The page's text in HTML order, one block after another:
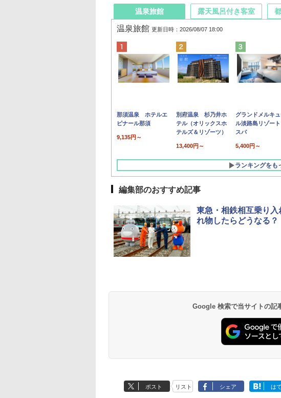
温泉旅館
温泉旅館 更新日時：2026/08/07 18:00
那須温泉 ホテルエ
ピナール那須
9,135円～
別府温泉 杉乃井ホ
テル（オリックスホ
テルズ＆リゾーツ）
13,400円～
グランドメルキ
ル淡路島リゾート
スパ
5,400円～
ランキングをも
露天風呂付き客室
10,450円～
19,541円～
7,950円～
5,758円～
編集部のおすすめ記事
東急・相鉄相互乗り
れ物したらどうなる？
Google 検索で当サイトの記
ポスト リスト シェア は